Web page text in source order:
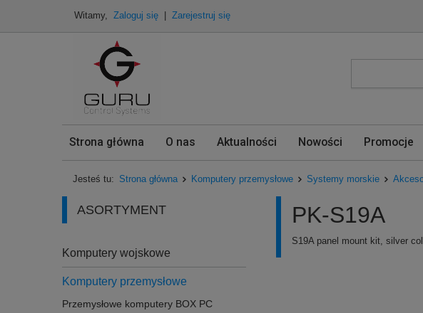
Witamy, Zaloguj się Zarejestruj się
Strona główna O nas Aktualności Nowości Promocje
Jesteś tu: Strona główna Komputery przemysłowe Systemy morskie
ASORTYMENT
Komputery wojskowe
Komputery przemysłowe
Przemysłowe komputery BOX PC
PK-S19A
S19A panel mount kit, silver